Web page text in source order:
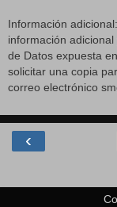
Información
información
de Datos expuesta
solicitar una copia
correo electrónico
‹